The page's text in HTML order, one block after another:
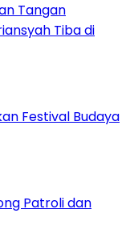
Tangan
Tiba di
Festival Budaya
Patroli dan